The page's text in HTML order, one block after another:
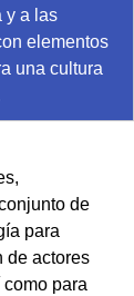
y a las
elementos
una cultura
de
para
de actores
para